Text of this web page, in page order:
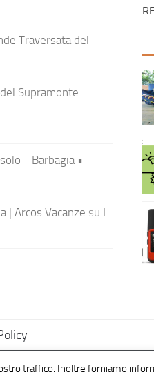
Traversata del
Supramonte
- Barbagia •
| Arcos Vacanze su I
traffico. Inoltre forniamo